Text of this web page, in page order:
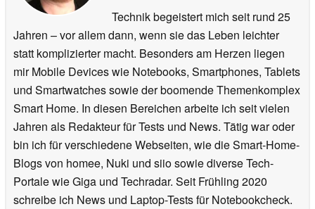
Technik begeistert mich seit rund 25
Jahren – vor allem dann, wenn sie das Leben leichter
statt komplizierter macht. Besonders am Herzen liegen
mir Mobile Devices wie Notebooks, Smartphones, Tablets
und Smartwatches sowie der boomende Themenkomplex
Smart Home. In diesen Bereichen arbeite ich seit vielen
Jahren als Redakteur für Tests und News. Tätig war oder
bin ich für verschiedene Webseiten, wie die Smart-Home-
Blogs von homee, Nuki und siio sowie diverse Tech-
Portale wie Giga und Techradar. Seit Frühling 2020
schreibe ich News und Laptop-Tests für Notebookcheck.